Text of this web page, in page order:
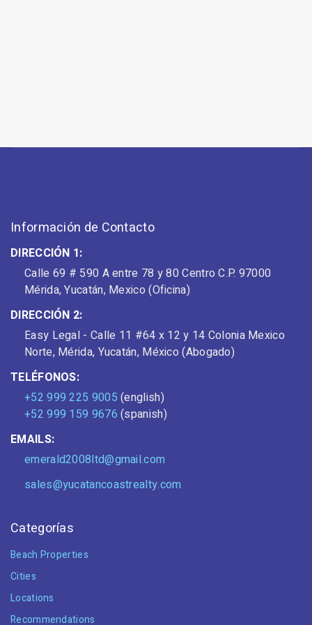
Información de Contacto
DIRECCIÓN 1:
Calle 69 # 590 A entre 78 y 80 Centro C.P. 97000
Mérida, Yucatán, Mexico (Oficina)
DIRECCIÓN 2:
Easy Legal - Calle 11 #64 x 12 y 14 Colonia Mexico
Norte, Mérida, Yucatán, México (Abogado)
TELÉFONOS:
+52 999 225 9005 (english)
+52 999 159 9676 (spanish)
EMAILS:
emerald2008ltd@gmail.com
sales@yucatancoastrealty.com
Categorías
Beach Properties
Cities
Locations
Recommendations